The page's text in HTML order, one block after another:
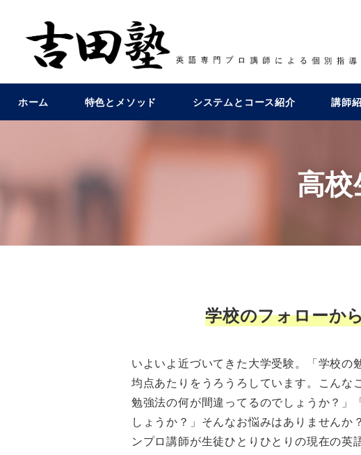
ホーム 特色とメソッド システムとコース紹介 講師
高
学校のフォローか
いよいよ近づいてきた大学受験。「学校
均点あたりをうろうろしています。こん
勉強法の何が間違ってるのでしょうか？
しょうか？」そんなお悩みはありません
ンプロ講師が生徒ひとりひとりの現在の